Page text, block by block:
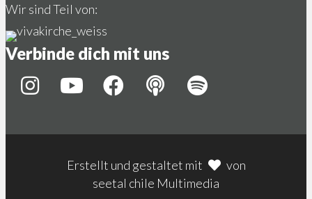
Wir sind Teil von:
Verbinde dich mit uns
Erstellt und gestaltet mit
von
seetal chile Multimedia